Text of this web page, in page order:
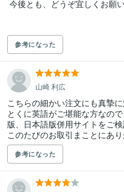
参考になった
山崎 利広
こちらの細かい注文にも真摯
とくに英語がご堪能な方なの
版、日本語版併用サイトをご
このたびのお取引まことにあり
参考になった